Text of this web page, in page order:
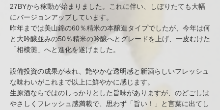
27BYから稼動が始まりました。これに伴い、しぼりたても大幅
にバージョンアップしています。
昨年までは美山錦の60％精米の本醸造タイプでしたが、今年は何
と大吟醸並みの50％精米の吟醸へとグレードを上げ、一皮むけた
「相模灘」へと進化を遂げました。
設備投資の成果が表れ、艶やかな透明感と新酒らしいフレッシュ
な味わいがこれまで以上に鮮やかに感じます。
生原酒ならではのしっかりとした旨味がありますが、のどごしは
やさしくフレッシュ感満載で、思わず「旨い！」と言葉に出てし